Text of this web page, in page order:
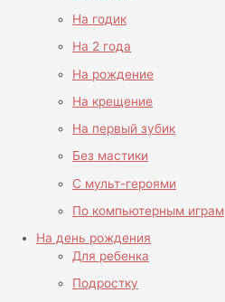
На годик
На 2 года
На рождение
На крещение
На первый зубик
Без мастики
С мульт-героями
По компьютерным играм
На день рождения
Для ребенка
Подростку